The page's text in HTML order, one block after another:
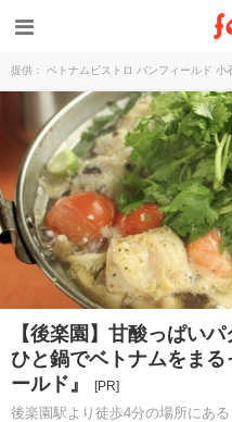
提供： ベトナムビストロ バンフィールド 小
【後楽園】甘酸っぱい
ひと鍋でベトナムをま
ールド』
[PR]
後楽園駅より徒歩4分の場所にあ